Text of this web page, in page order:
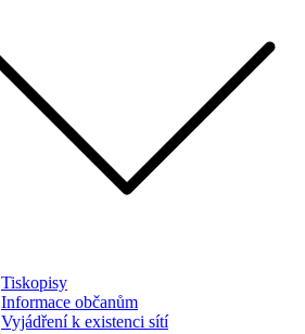
Tiskopisy
Informace občanům
Vyjádření k existenci sítí